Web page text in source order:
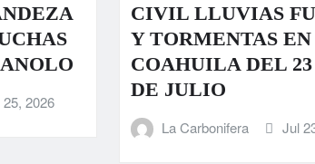
2026
CIVIL LLUVIAS
Y TORMENTAS EN
COAHUILA DEL
DE JULIO
La Carbonifera Jul